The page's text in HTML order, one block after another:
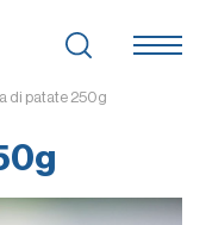
di patate 250g